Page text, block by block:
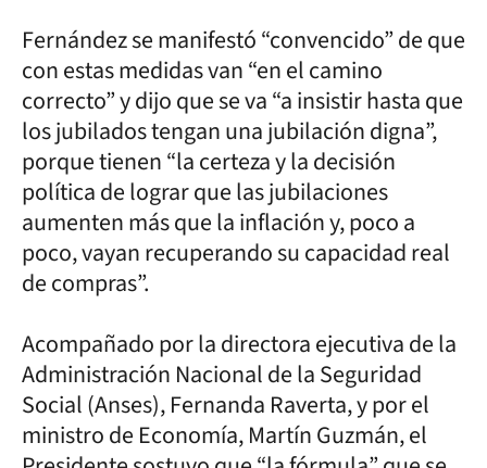
Fernández se manifestó “convencido” de que
con estas medidas van “en el camino
correcto” y dijo que se va “a insistir hasta que
los jubilados tengan una jubilación digna”,
porque tienen “la certeza y la decisión
política de lograr que las jubilaciones
aumenten más que la inflación y, poco a
poco, vayan recuperando su capacidad real
de compras”.
Acompañado por la directora ejecutiva de la
Administración Nacional de la Seguridad
Social (Anses), Fernanda Raverta, y por el
ministro de Economía, Martín Guzmán, el